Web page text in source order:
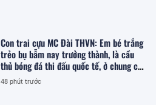
Con trai cựu MC Đài THVN: Em bé trắng
trẻo bụ bẫm nay trưởng thành, là cầu
thủ bóng đá thi đấu quốc tế, ở chung cư
hạng sang Hà Nội
48 phút trước